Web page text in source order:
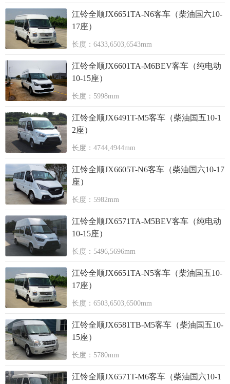
江铃全顺JX6651TA-N6客车（柴油国六10-
17座）
长度：6433,6503,6543mm
江铃全顺JX6601TA-M6BEV客车（纯电动
10-15座）
长度：5998mm
江铃全顺JX6491T-M5客车（柴油国五10-1
2座）
长度：4744,4944mm
江铃全顺JX6605T-N6客车（柴油国六10-17
座）
长度：5982mm
江铃全顺JX6571TA-M5BEV客车（纯电动
10-15座）
长度：5496,5696mm
江铃全顺JX6651TA-N5客车（柴油国五10-
17座）
长度：6503,6503,6500mm
江铃全顺JX6581TB-M5客车（柴油国五10-
15座）
长度：5780mm
江铃全顺JX6571T-M6客车（柴油国六10-1